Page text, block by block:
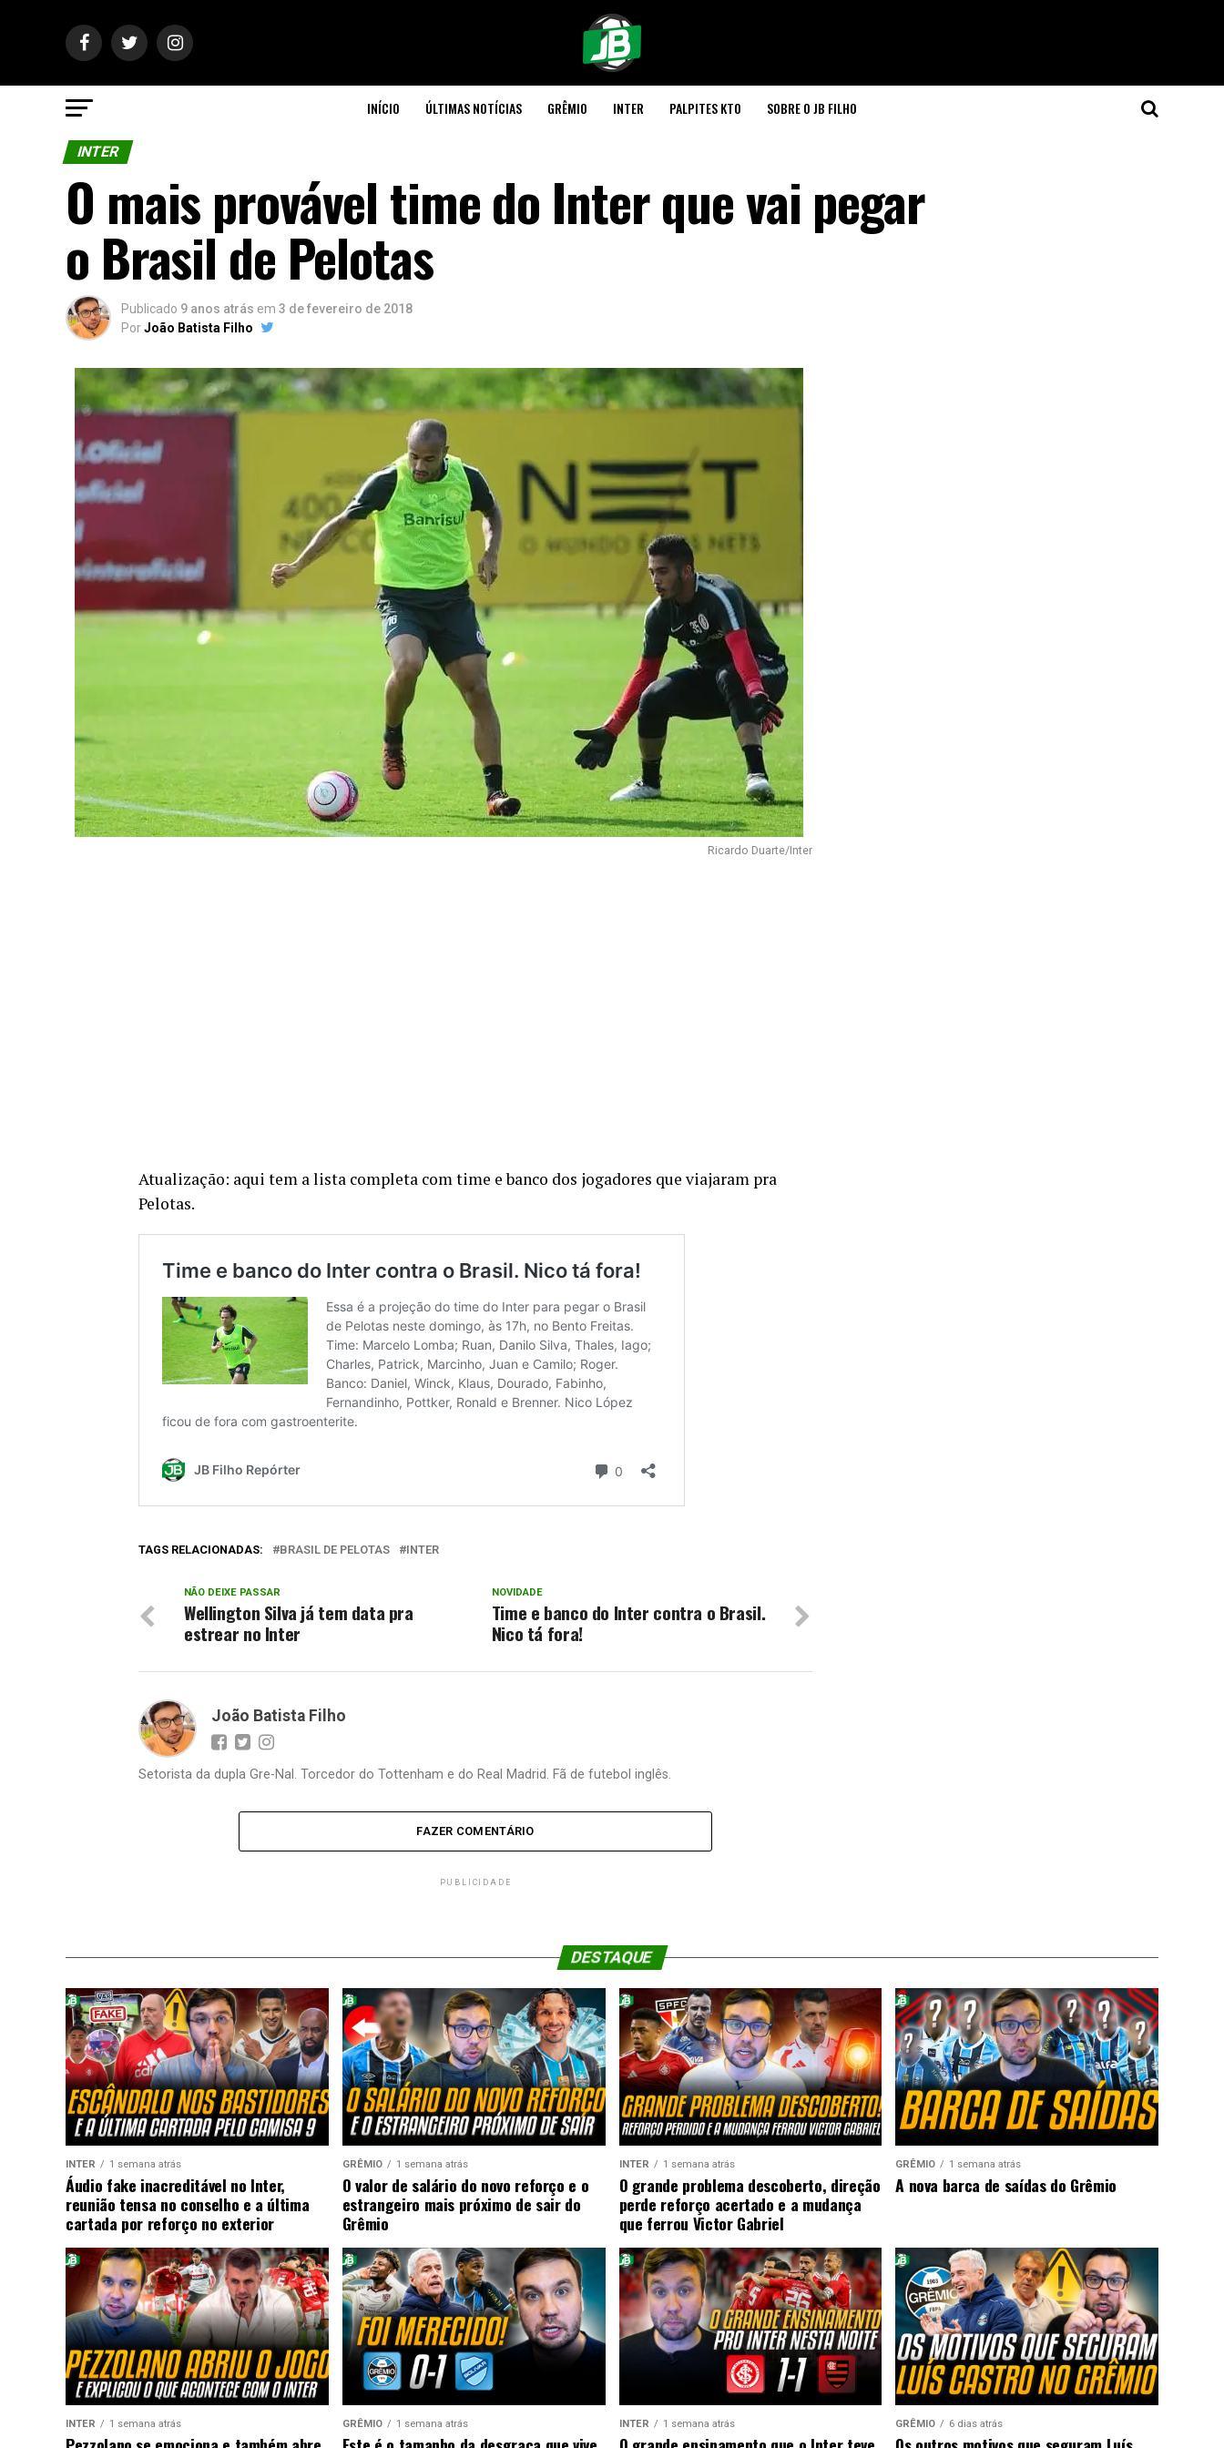
INÍCIO ÚLTIMAS NOTÍCIAS GRÊMIO INTER PALPITES KTO SOBRE O JB FILHO
INTER
O mais provável time do Inter que vai pegar
o Brasil de Pelotas
Publicado 9 anos atrás em 3 de fevereiro de 2018
PorJoão Batista Filho
Ricardo Duarte/Inter
Atualização: aqui tem a lista completa com time e banco dos jogadores que viajaram pra
Pelotas.
TAGS RELACIONADAS: BRASIL DE PELOTAS INTER
NOVIDADE
Time e banco do Inter contra o Brasil.
Nico tá fora!
NÃO DEIXE PASSAR
Wellington Silva já tem data pra
estrear no Inter
João Batista Filho
Setorista da dupla Gre-Nal. Torcedor do Tottenham e do Real Madrid. Fã de futebol inglês.
FAZER COMENTÁRIO
PUBLICIDADE
DESTAQUE
INTER 1 semana atrás
Áudio fake inacreditável no Inter,
reunião tensa no conselho e a última
cartada por reforço no exterior
GRÊMIO 1 semana atrás
O valor de salário do novo reforço e o
estrangeiro mais próximo de sair do
Grêmio
INTER 1 semana atrás
O grande problema descoberto, direção
perde reforço acertado e a mudança
que ferrou Victor Gabriel
GRÊMIO 1 semana atrás
A nova barca de saídas do Grêmio
INTER 1 semana atrás GRÊMIO 1 semana atrás INTER 1 semana atrás GRÊMIO 6 dias atrás